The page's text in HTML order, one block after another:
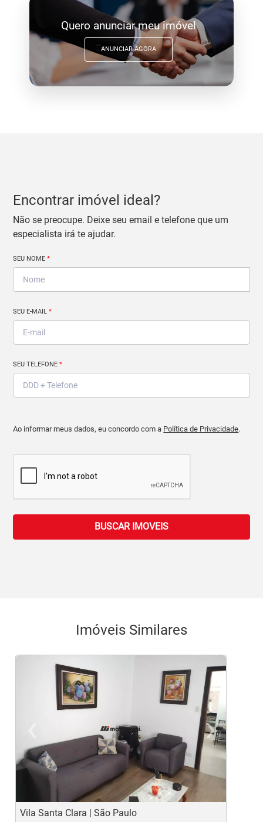
Quero anunciar meu imóvel
ANUNCIAR AGORA
Encontrar imóvel ideal?
Não se preocupe. Deixe seu email e telefone que um
especialista irá te ajudar.
SEU NOME*
SEU E-MAIL*
SEU TELEFONE*
Ao informar meus dados, eu concordo com a Política de Privacidade.
BUSCAR IMOVEIS
Imóveis Similares
Previous
›
Vila Santa Clara | São Paulo